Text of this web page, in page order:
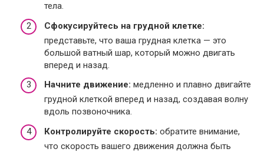
тела.
Сфокусируйтесь на грудной клетке:
представьте, что ваша грудная клетка — это
большой ватный шар, который можно двигать
вперед и назад.
Начните движение: медленно и плавно двигайте
грудной клеткой вперед и назад, создавая волну
вдоль позвоночника.
Контролируйте скорость: обратите внимание,
что скорость вашего движения должна быть